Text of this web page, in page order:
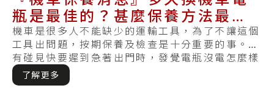
瓶是最佳的？甚麼保養方法最適
合你的電瓶？
機車是很多人不能缺少的運輸工具，為了不讓這個
工具出問題，按期保養及檢查是十分重要的事。你
有碰見快要遲到急著出門時，發覺電瓶沒電怎麼樣
都無.....
了解更多